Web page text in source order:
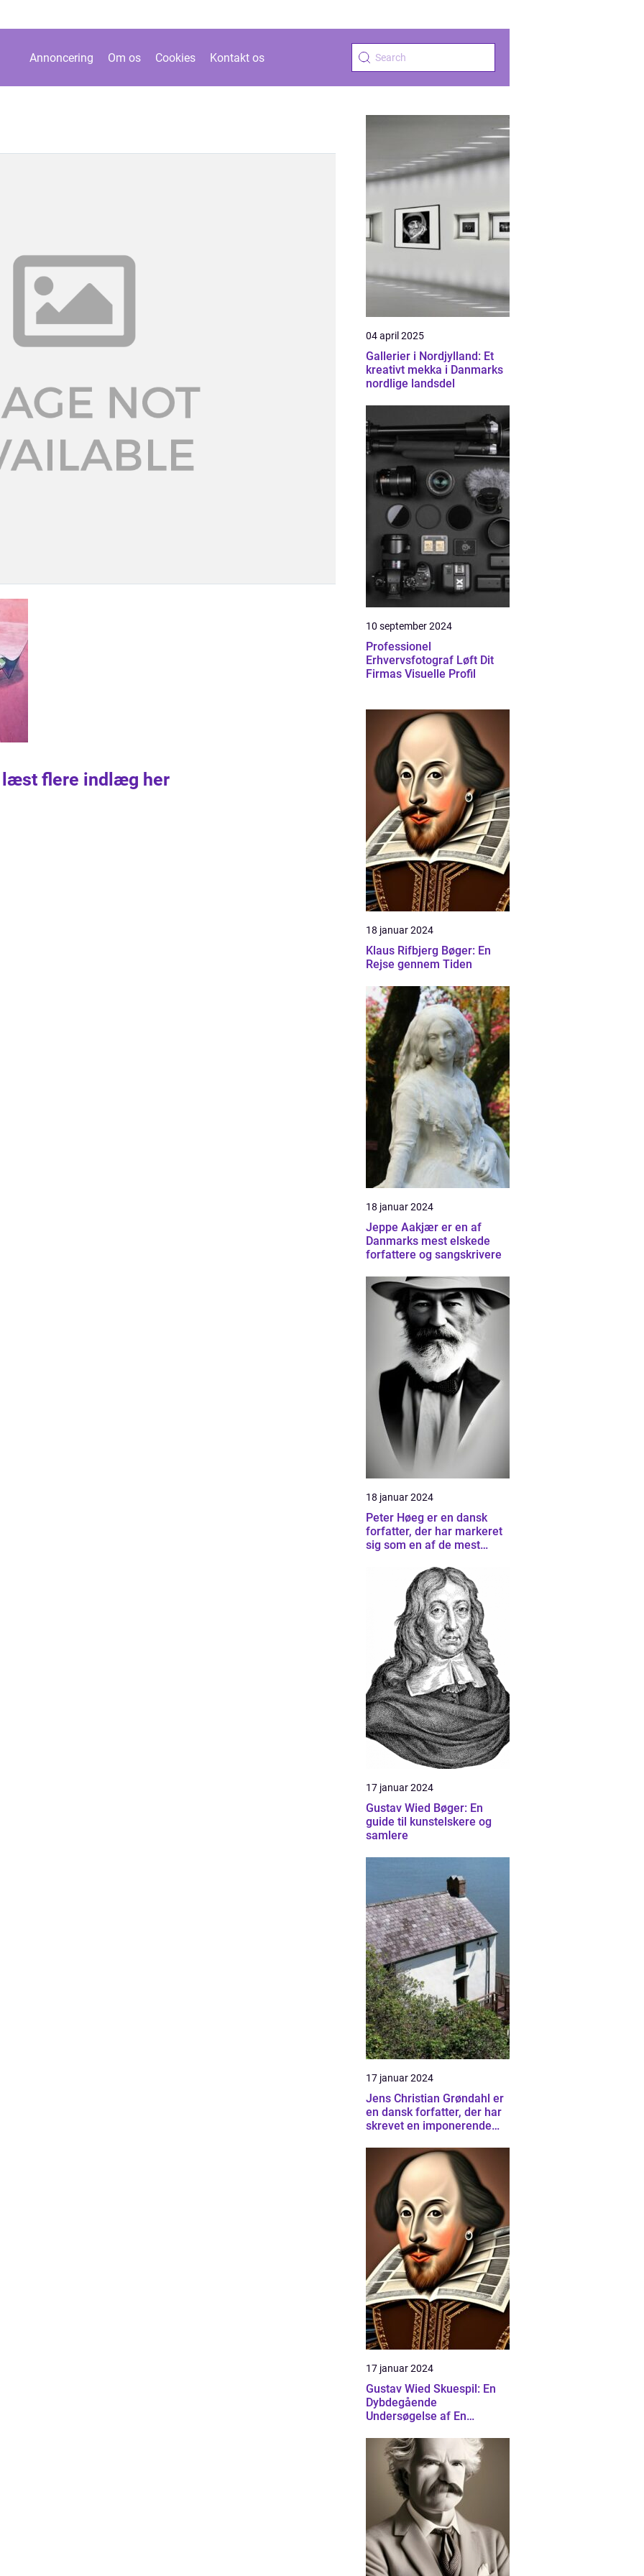
Annoncering Om os Cookies Kontakt os
læst flere indlæg her
04 april 2025
Gallerier i Nordjylland: Et
kreativt mekka i Danmarks
nordlige landsdel
10 september 2024
Professionel
Erhvervsfotograf Løft Dit
Firmas Visuelle Profil
18 januar 2024
Klaus Rifbjerg Bøger: En
Rejse gennem Tiden
18 januar 2024
Jeppe Aakjær er en af
Danmarks mest elskede
forfattere og sangskrivere
18 januar 2024
Peter Høeg er en dansk
forfatter, der har markeret
sig som en af de mest
inden for dansk litteratur
17 januar 2024
Gustav Wied Bøger: En
guide til kunstelskere og
samlere
17 januar 2024
Jens Christian Grøndahl er
en dansk forfatter, der har
skrevet en imponerende
debut i 1985
17 januar 2024
Gustav Wied Skuespil: En
Dybdegående
Undersøgelse af En